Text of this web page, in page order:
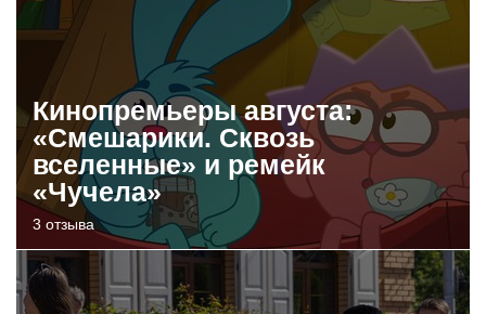
Кинопремьеры августа:
«Смешарики. Сквозь
вселенные» и ремейк
«Чучела»
3 отзыва